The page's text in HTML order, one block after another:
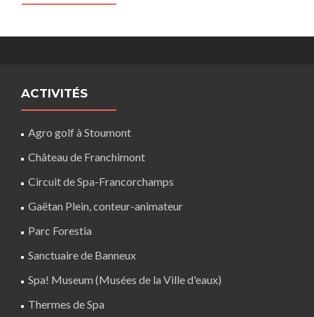
ACTIVITÉS
Agro golf à Stoumont
Château de Franchimont
Circuit de Spa-Francorchamps
Gaëtan Plein, conteur-animateur
Parc Forestia
Sanctuaire de Banneux
Spa! Museum (Musées de la Ville d'eaux)
Thermes de Spa